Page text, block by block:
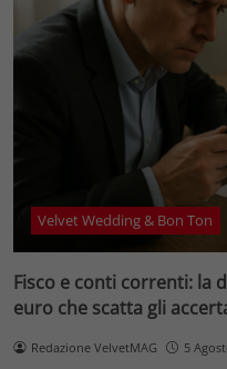
Velvet Wedding & Bon Ton
Fisco e conti correnti: la
euro che scatta gli
Redazione VelvetMAG 5